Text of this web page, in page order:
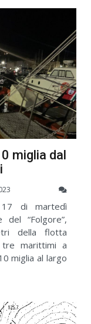
miglia dal
17 di martedì
del “Folgore”,
della flotta
tre marittimi a
miglia al largo